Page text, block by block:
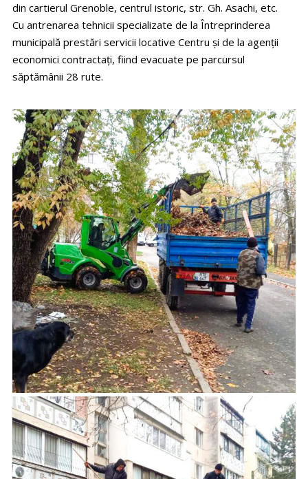
din cartierul Grenoble, centrul istoric, str. Gh. Asachi, etc.
Cu antrenarea tehnicii specializate de la Întreprinderea
municipală prestări servicii locative Centru și de la agenții
economici contractați, fiind evacuate pe parcursul
săptămânii 28 rute.